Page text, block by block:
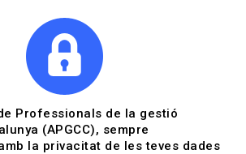
sòcies
Professionals de la gestió
(APGCC), sempre
la privacitat de les teves dades